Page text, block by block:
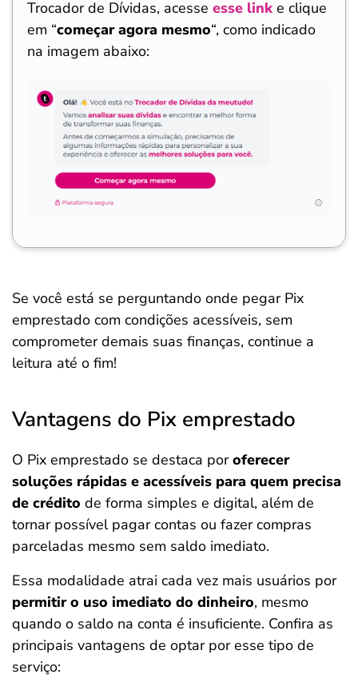
Trocador de Dívidas, acesse esse linke clique
em “começar agora mesmo“, como indicado
na imagem abaixo:
Se você está se perguntando onde pegar Pix
emprestado com condições acessíveis, sem
comprometer demais suas finanças, continue a
leitura até o fim!
Vantagens do Pix emprestado
O Pix emprestado se destaca poroferecer
soluções rápidas e acessíveis para quem precisa
de crédito de forma simples e digital, além de
tornar possível pagar contas ou fazer compras
parceladas mesmo sem saldo imediato.
Essa modalidade atrai cada vez mais usuários por
permitir o uso imediato do dinheiro, mesmo
quando o saldo na conta é insuficiente. Confira as
principais vantagens de optar por esse tipo de
serviço: